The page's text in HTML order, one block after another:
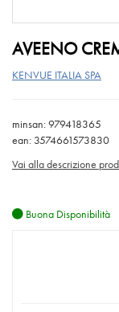
AVEENO
KENVUE ITALIA SPA
minsan: 979418365
ean: 3574661573830
Vai alla descrizione
Buona Disponibilità